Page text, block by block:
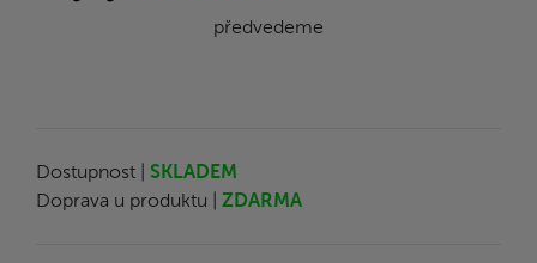
předvedeme
Dostupnost | SKLADEM
Doprava u produktu | ZDARMA